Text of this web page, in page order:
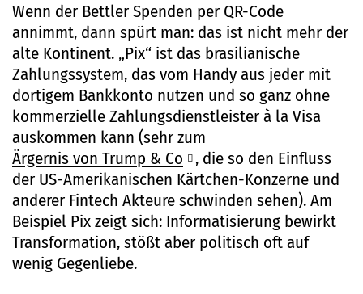
Wenn der Bettler Spenden per QR-Code
annimmt, dann spürt man: das ist nicht mehr der
alte Kontinent. „Pix“ ist das brasilianische
Zahlungssystem, das vom Handy aus jeder mit
dortigem Bankkonto nutzen und so ganz ohne
kommerzielle Zahlungsdienstleister à la Visa
auskommen kann (sehr zum
Ärgernis von Trump & Co
, die so den Einfluss
der US-Amerikanischen Kärtchen-Konzerne und
anderer Fintech Akteure schwinden sehen). Am
Beispiel Pix zeigt sich: Informatisierung bewirkt
Transformation, stößt aber politisch oft auf
wenig Gegenliebe.